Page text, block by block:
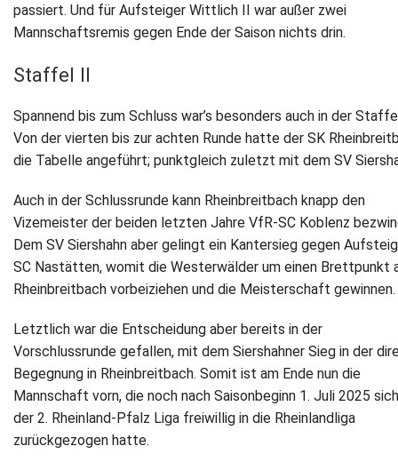
passiert. Und für Aufsteiger Wittlich II war außer zwei
Mannschaftsremis gegen Ende der Saison nichts drin.
Staffel II
Spannend bis zum Schluss war’s besonders auch in der
Von der vierten bis zur achten Runde hatte der SK
die Tabelle angeführt; punktgleich zuletzt mit dem SV
Auch in der Schlussrunde kann Rheinbreitbach knapp den
Vizemeister der beiden letzten Jahre VfR-SC Koblenz
Dem SV Siershahn aber gelingt ein Kantersieg gegen
SC Nastätten, womit die Westerwälder um einen Brettpunkt
Rheinbreitbach vorbeiziehen und die Meisterschaft gewinnen.
Letztlich war die Entscheidung aber bereits in der
Vorschlussrunde gefallen, mit dem Siershahner Sieg in der
Begegnung in Rheinbreitbach. Somit ist am Ende nun die
Mannschaft vorn, die noch nach Saisonbeginn 1. Juli 2025
der 2. Rheinland-Pfalz Liga freiwillig in die Rheinlandliga
zurückgezogen hatte.